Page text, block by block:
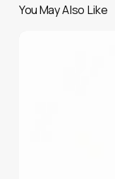
You May Also Like